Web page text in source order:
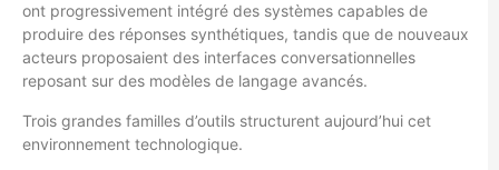
ont progressivement intégré des systèmes capables de
produire des réponses synthétiques, tandis que de nouveaux
acteurs proposaient des interfaces conversationnelles
reposant sur des modèles de langage avancés.
Trois grandes familles d’outils structurent aujourd’hui cet
environnement technologique.